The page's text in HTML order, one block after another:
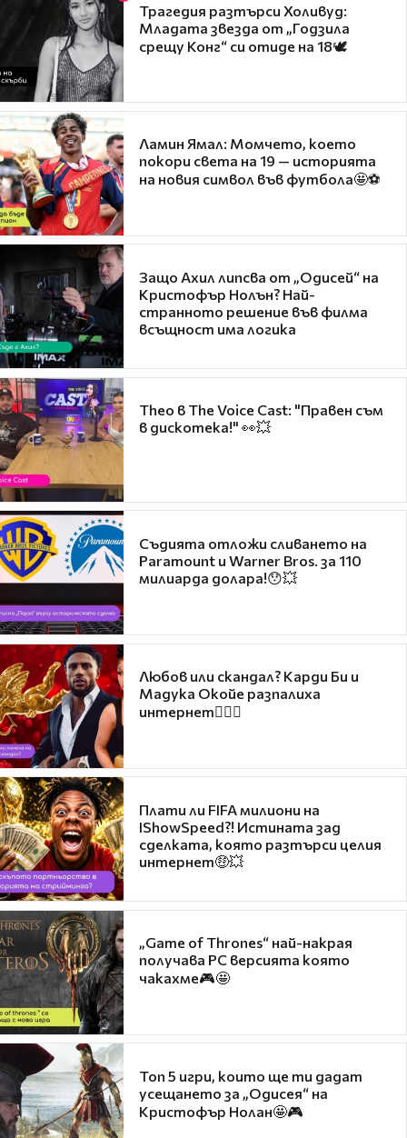
Трагедия разтърси Холивуд:
Младата звезда от „Годзила
срещу Конг“ си отиде на 18🕊️
Ламин Ямал: Момчето, което
покори света на 19 — историята
на новия символ във футбола🤩⚽
Защо Ахил липсва от „Одисей“ на
Кристофър Нолън? Най-
странното решение във филма
всъщност има логика
Theo в The Voice Cast: "Правен съм
в дискотека!" 👀💥
Съдията отложи сливането на
Paramount и Warner Bros. за 110
милиарда долара!😯💥
Любов или скандал? Карди Би и
Мадука Окойе разпалиха
интернет❤️‍🔥🔥
Плати ли FIFA милиони на
IShowSpeed?! Истината зад
сделката, която разтърси целия
интернет🤑💥
„Game of Thrones“ най-накрая
получава PC версията която
чакахме🎮🤩
Топ 5 игри, които ще ти дадат
усещането за „Одисея“ на
Кристофър Нолан🤩🎮